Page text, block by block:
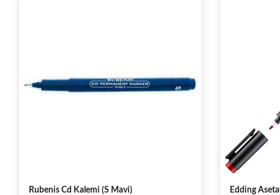
Rubenis Cd Kalemi (S Mavi) Edding